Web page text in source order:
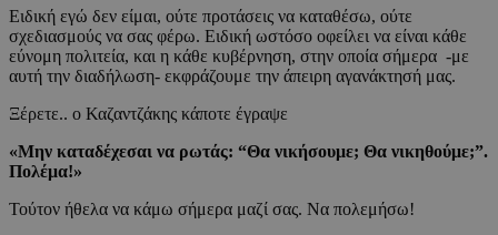
Ειδική εγώ δεν είμαι, ούτε προτάσεις να καταθέσω, ούτε
σχεδιασμούς να σας φέρω. Ειδική ωστόσο οφείλει να είναι κάθε
εύνομη πολιτεία, και η κάθε κυβέρνηση, στην οποία σήμερα -με
αυτή την διαδήλωση- εκφράζουμε την άπειρη αγανάκτησή μας.
Ξέρετε.. ο Καζαντζάκης κάποτε έγραψε
«Μην καταδέχεσαι να ρωτάς: “Θα νικήσουμε; Θα νικηθούμε;”.
Πολέμα!»
Τούτον ήθελα να κάμω σήμερα μαζί σας. Να πολεμήσω!